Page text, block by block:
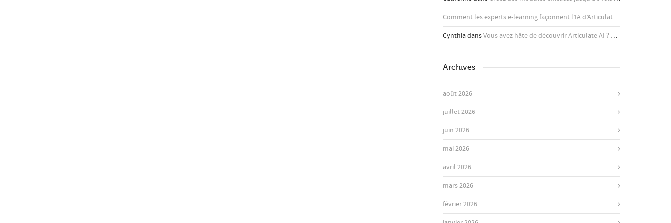
Comment les experts e-learning façonnent l’IA d’Articulate - Articulate
CynthiadansVous avez hâte de découvrir Articulate AI ? Apprenez-en plus ici !
Archives
août 2026
juillet 2026
juin 2026
mai 2026
avril 2026
mars 2026
février 2026